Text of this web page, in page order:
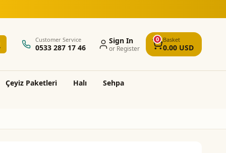
ücretsiz kargo ve montaj
Customer Service
0533 287 17 46
Sign In
or Register
0 Basket
0.00USD
Çeyi̇z Paketleri̇ Halı Sehpa